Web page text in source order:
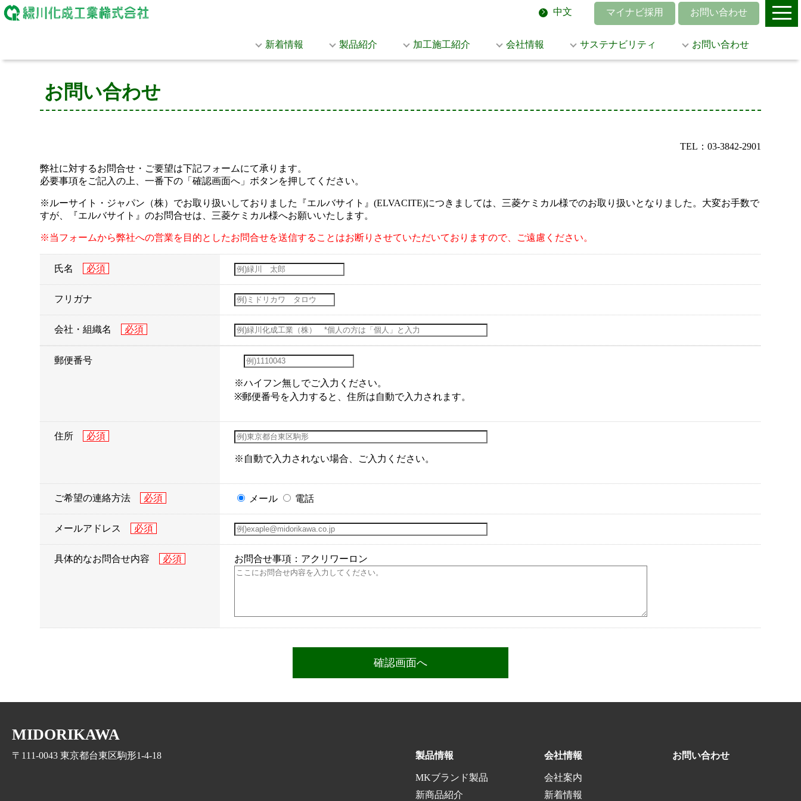
中文 マイナビ採用 お問い合わせ
新着情報 製品紹介 加工施工紹介 会社情報 サステナビリティ お問い合わせ
お問い合わせ
TEL：03-3842-2901
弊社に対するお問合せ・ご要望は下記フォームにて承ります。
必要事項をご記入の上、一番下の「確認画面へ」ボタンを押してください。
※ルーサイト・ジャパン（株）でお取り扱いしておりました『エルバサイト』(ELVACITE)につきましては、三菱ケミカル様でのお取り扱いとなりました。大変お手数で
すが、『エルバサイト』のお問合せは、三菱ケミカル様へお願いいたします。
※当フォームから弊社への営業を目的としたお問合せを送信することはお断りさせていただいておりますので、ご遠慮ください。
氏名
フリガナ
会社・組織名
郵便番号
※ハイフン無しでご入力ください。
※郵便番号を入力すると、住所は自動で入力されます。
住所
※自動で入力されない場合、ご入力ください。
ご希望の連絡方法 メール 電話
メールアドレス
具体的なお問合せ内容 お問合せ事項：アクリワーロン
MIDORIKAWA
〒111-0043 東京都台東区駒形1-4-18 製品情報
MKブランド製品
新商品紹介
会社情報
会社案内
新着情報
お問い合わせ